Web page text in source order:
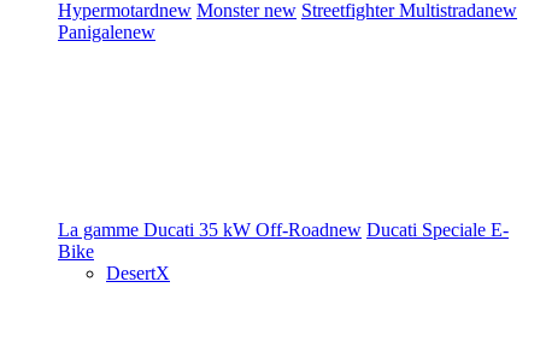
Hypermotardnew Monsternew StreetfighterMultistradanew
Panigalenew
La gamme Ducati 35 kW Off-Roadnew Ducati Speciale E-
Bike
DesertX